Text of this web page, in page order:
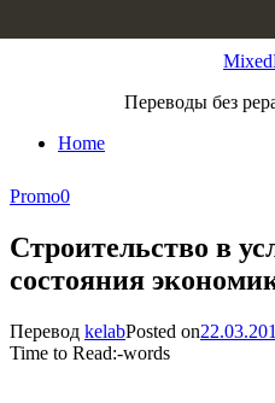
Переводы без
Home
Promo0
Строительство в
состояния
Перевод kelabPosted on
Time to Read:-words